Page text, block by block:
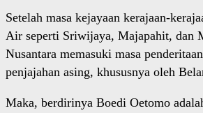
Setelah masa kejayaan kerajaan-
Air seperti Sriwijaya, Majapahit, dan
Nusantara memasuki masa
penjajahan asing, khususnya oleh
Maka, berdirinya Boedi Oetomo